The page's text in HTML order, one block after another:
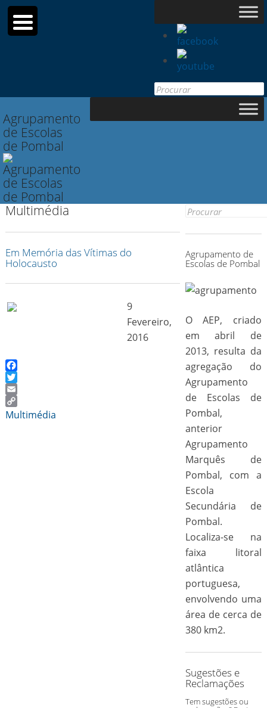
Search
Agrupamento
de Escolas
de Pombal
Multimédia
Em Memória das Vítimas do
Holocausto
9
Fevereiro,
2016
Facebook
Twitter
Email
Copy
Multimédia
Search
Agrupamento de
Escolas de Pombal
O AEP, criado
em abril de
2013, resulta da
agregação do
Agrupamento
de Escolas de
Pombal,
anterior
Agrupamento
Marquês de
Pombal, com a
Escola
Secundária de
Pombal.
Localiza-se na
faixa litoral
atlântica
portuguesa,
envolvendo uma
área de cerca de
380 km2.
Sugestões e
Reclamações
Tem sugestões ou